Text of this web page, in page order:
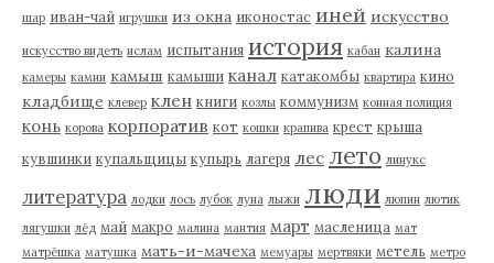
шар иван-чай игрушки из окна иконостас иней искусство
искусство видеть ислам испытания история кабан калина
камеры камни камыш камыши канал катакомбы квартира кино
кладбище клевер клен книги козлы коммунизм конная полиция
конь корова корпоратив кот кошки крапива крест крыша
кувшинки купальщицы купырь лагеря лес лето линукс
литература лодки лось лубок луна лыжи люди люпин лютик
лягушки лёд май макро малина мантия март масленица мат
матрёшка матушка мать-и-мачеха мемуары мертвяки метель метро